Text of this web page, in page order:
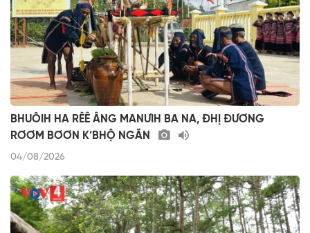
BHUÔIH HA RÊÊ ÂNG MANƯIH BA NA, ĐHỊ ĐƯƠNG
RƠƠM BƠƠN K’BHỘ NGĂN
04/08/2026